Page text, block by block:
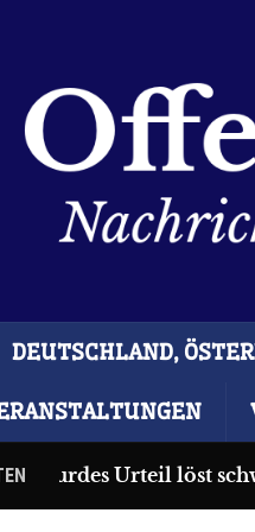
DEUTSCHLAND,
Urteil löst